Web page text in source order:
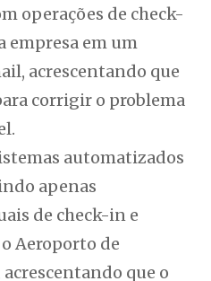
operações de check-
empresa em um
acrescentando que
corrigir o problema
automatizados
apenas
de check-in e
Aeroporto de
que o